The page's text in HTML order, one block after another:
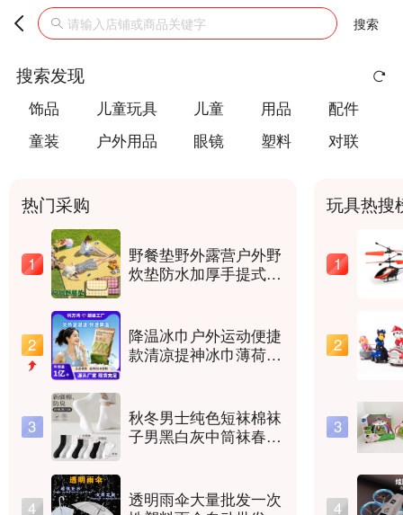
搜索
搜索发现
饰品 儿童玩具 儿童 用品
配件
童装
户外用品 眼镜 塑料 对联
热门采购
1
野餐垫野外露营户外野
炊垫防水加厚手提式户
2
降温冰巾户外运动便捷
款清凉提神冰巾薄荷湿
3
秋冬男士纯色短袜棉袜
子男黑白灰中筒袜春夏
4
透明雨伞大量批发一次
玩具热搜
1
2
3
4